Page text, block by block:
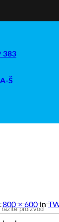
383
Š
800 × 600in